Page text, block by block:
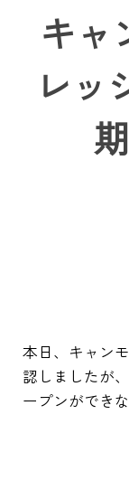
キャ
レッ
本日、キャン
認しましたが
ープンができ